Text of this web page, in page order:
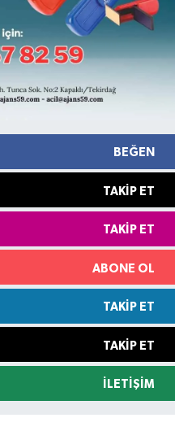
BEĞEN
TAKIP ET
TAKIP ET
ABONE OL
TAKIP ET
TAKIP ET
İLETIŞIM